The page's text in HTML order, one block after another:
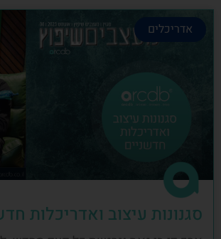
אדריכלים
סגנונות עיצוב ואדריכלות